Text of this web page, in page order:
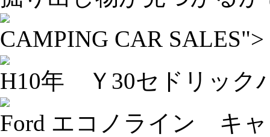
CAMPING CAR SALES">
H10年 Ｙ30セドリッ
Ford エコノライン キ